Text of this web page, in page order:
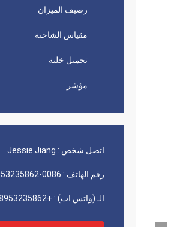
رصيف الميزان
مقياس الشاحنة
تحميل خلية
مؤشر
اتصل شخص : Jessie Jiang
رقم الهاتف : 0086-18953235862
الـ (واتس اب) : +8618953235862